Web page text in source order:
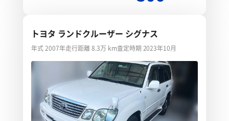
トヨタ ランドクルーザー シグナス
年式 2007年走行距離 8.3万 km査定時期 2023年10月